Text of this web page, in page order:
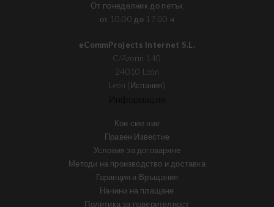
От понеделник до петък
от 10:00 до 17:00 ч
eCommProjects Internet S.L.
C/Azorín 140
24010 León
León (Испания)
Кои сме ние
Правен Известие
Условия за договаряне
Методи на производство и доставка
Гаранция и Връщания
Начини на плащане
Политика за поверителност